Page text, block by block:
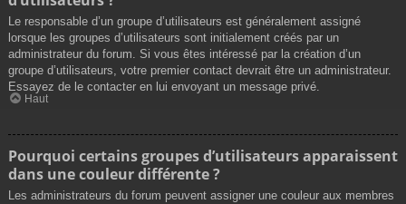
Le responsable d’un groupe d’utilisateurs est généralement assigné
lorsque les groupes d’utilisateurs sont initialement créés par un
administrateur du forum. Si vous êtes intéressé par la création d’un
groupe d’utilisateurs, votre premier contact devrait être un administrateur.
Essayez de le contacter en lui envoyant un message privé.
Haut
Pourquoi certains groupes d’utilisateurs apparaissent
dans une couleur différente ?
Les administrateurs du forum peuvent assigner une couleur aux membres